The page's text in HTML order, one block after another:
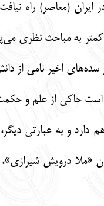
(معاصر) راه
کمتر به مباحث نظری
سده‌های اخیر نامی از
است حاکی از علم و
دارد و به عبارتی
«ملا درویش